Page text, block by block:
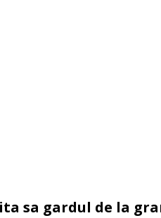
sa gardul de la